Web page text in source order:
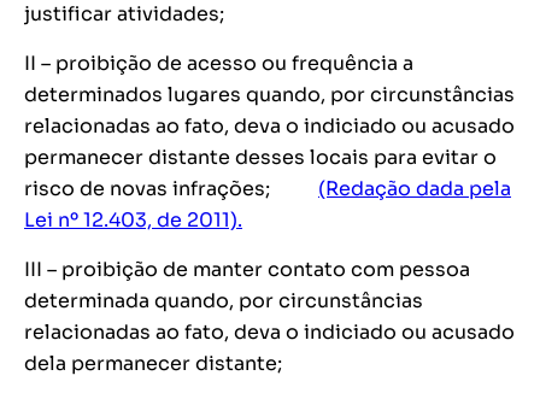
justificar atividades;
II – proibição de acesso ou frequência a
determinados lugares quando, por circunstâncias
relacionadas ao fato, deva o indiciado ou acusado
permanecer distante desses locais para evitar o
risco de novas infrações; (Redação dada pela
Lei nº 12.403, de 2011).
III – proibição de manter contato com pessoa
determinada quando, por circunstâncias
relacionadas ao fato, deva o indiciado ou acusado
dela permanecer distante;